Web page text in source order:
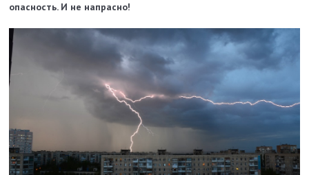
опасность. И не напрасно!